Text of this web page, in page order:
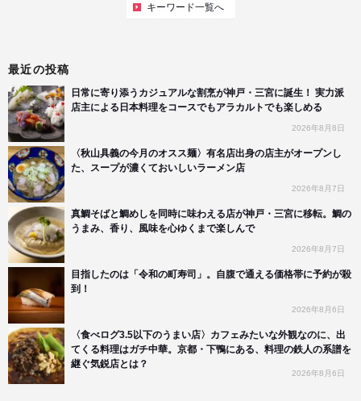
キーワード一覧へ
最近の投稿
日常に寄り添うカジュアルな割烹が神戸・三宮に誕生！ 実力派
店主による日本料理をコースでもアラカルトでも楽しめる
2026年8月8日
〈秋山具義の今月のオスス麺〉有名店出身の店主がオープンし
た、スープが濃くておいしいラーメン店
2026年8月7日
真鯛そばと鯛めしを同時に味わえる店が神戸・三宮に移転。鯛の
うまみ、香り、風味を心ゆくまで楽しんで
2026年8月7日
目指したのは「令和の町寿司」。自腹で通える価格帯に予約が殺
到！
2026年8月6日
〈食べログ3.5以下のうまい店〉カフェみたいな外観なのに、出
てくる料理はガチ中華。京都・下鴨にある、料理の鉄人の系譜を
継ぐ気鋭店とは？
2026年8月6日